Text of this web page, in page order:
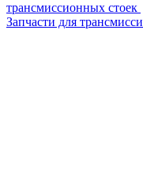
трансмиссионных стоек
Запчасти для